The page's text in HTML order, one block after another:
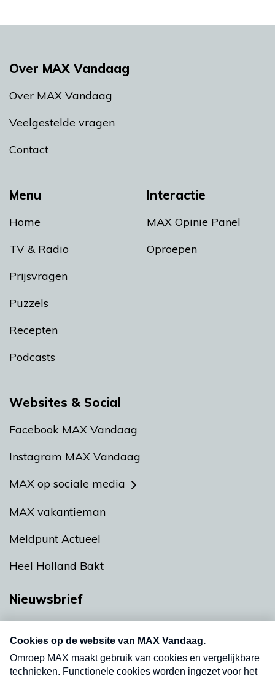
Menu
Home
TV & Radio
Prijsvragen
Puzzels
Recepten
Podcasts
Interactie
MAX Opinie Panel
Oproepen
Over MAX Vandaag
Over MAX Vandaag
Veelgestelde vragen
Contact
Websites & Social
Facebook MAX Vandaag
Instagram MAX Vandaag
MAX op sociale media
MAX vakantieman
Meldpunt Actueel
Heel Holland Bakt
Nieuwsbrief
nieuwsbrief. Elke vrijdag- en dinsdagochtend in
uw mailbox.